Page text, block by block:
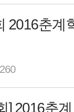
2016춘계
] 2016춘